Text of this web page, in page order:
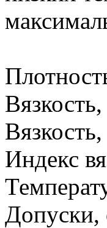
Индекс
Допуски,